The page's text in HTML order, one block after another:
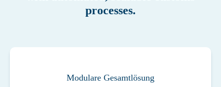
processes.
Modulare Gesamtlösung